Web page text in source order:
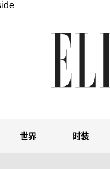
世界 时装